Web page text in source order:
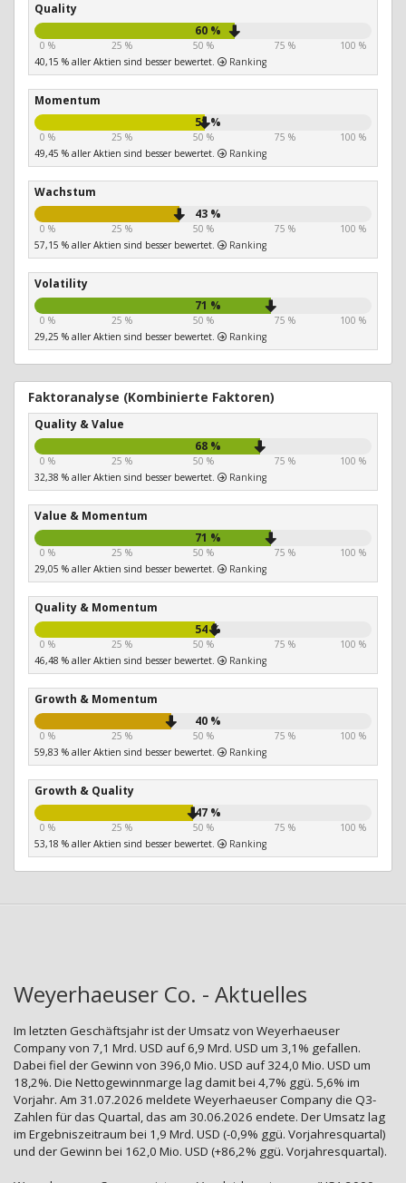
Quality
60 %
0 % 25 % 50 % 75 %
100 %
40,15 % aller Aktien sind besser bewertet.
Ranking
Momentum
51 %
0 % 25 % 50 % 75 %
100 %
49,45 % aller Aktien sind besser bewertet.
Ranking
Wachstum
43 %
0 % 25 % 50 % 75 %
100 %
57,15 % aller Aktien sind besser bewertet.
Ranking
Volatility
71 %
0 % 25 % 50 % 75 %
100 %
29,25 % aller Aktien sind besser bewertet.
Ranking
Faktoranalyse (Kombinierte Faktoren)
Quality & Value
68 %
0 % 25 % 50 % 75 %
100 %
32,38 % aller Aktien sind besser bewertet.
Ranking
Value & Momentum
71 %
0 % 25 % 50 % 75 %
100 %
29,05 % aller Aktien sind besser bewertet.
Ranking
Quality & Momentum
54 %
0 % 25 % 50 % 75 %
100 %
46,48 % aller Aktien sind besser bewertet.
Ranking
Growth & Momentum
40 %
0 % 25 % 50 % 75 %
100 %
59,83 % aller Aktien sind besser bewertet.
Ranking
Growth & Quality
47 %
0 % 25 % 50 % 75 %
100 %
53,18 % aller Aktien sind besser bewertet.
Ranking
Weyerhaeuser Co. - Aktuelles
Im letzten Geschäftsjahr ist der Umsatz von Weyerhaeuser
Company von 7,1 Mrd. USD auf 6,9 Mrd. USD um 3,1% gefallen.
Dabei fiel der Gewinn von 396,0 Mio. USD auf 324,0 Mio. USD um
18,2%. Die Nettogewinnmarge lag damit bei 4,7% ggü. 5,6% im
Vorjahr. Am 31.07.2026 meldete Weyerhaeuser Company die Q3-
Zahlen für das Quartal, das am 30.06.2026 endete. Der Umsatz lag
im Ergebniszeitraum bei 1,9 Mrd. USD (-0,9% ggü. Vorjahresquartal)
und der Gewinn bei 162,0 Mio. USD (+86,2% ggü. Vorjahresquartal).